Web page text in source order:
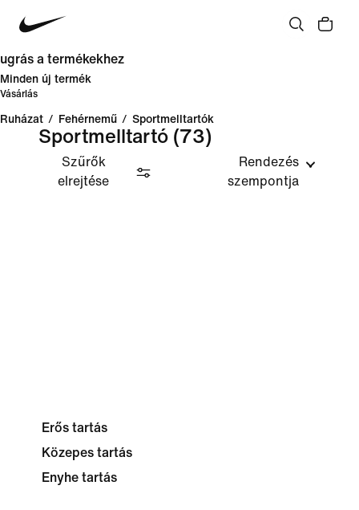
ugrás a termékekhez
Minden új termék
Vásárlás
Ruházat / Fehérnemű / Sportmelltartók
Sportmelltartó (73)
Szűrők
elrejtése
Rendezés
szempontja
Erős tartás
Közepes tartás
Enyhe tartás